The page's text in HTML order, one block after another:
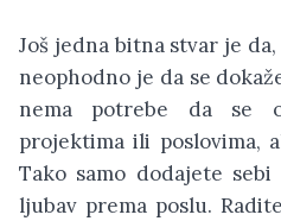
Još jedna bitna stvar je
neophodno je da se
nema potrebe da se
projektima ili poslovima,
Tako samo dodajete
ljubav prema poslu.